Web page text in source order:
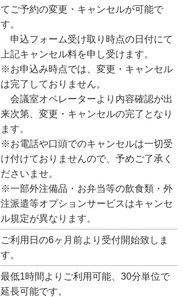
てご予約の変更・キャンセルが可能で
す。
申込フォーム受け取り時点の日付にて
上記キャンセル料を申し受けます。
※お申込み時点では、変更・キャンセル
は完了しておりません。
会議室オペレーターより内容確認が出
来次第、変更・キャンセルの完了となり
ます。
※お電話や口頭でのキャンセルは一切受
け付けておりませんので、予めご了承く
ださいませ。
※一部外注備品・お弁当等の飲食類・外
注派遣等オプションサービスはキャンセ
ル規定が異なります。
ご利用日の6ヶ月前より受付開始致しま
す。
最低1時間よりご利用可能、30分単位で
延長可能です。